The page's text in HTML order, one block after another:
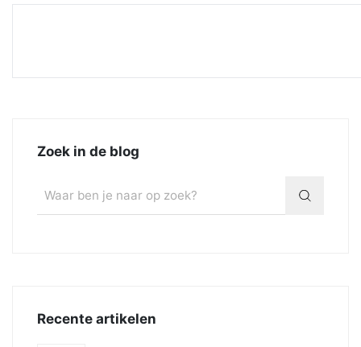
Zoek in de blog
Recente artikelen